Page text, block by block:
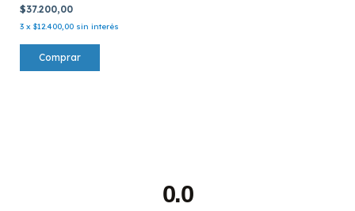
$37.200,00
3 x $12.400,00 sin interés
0.0